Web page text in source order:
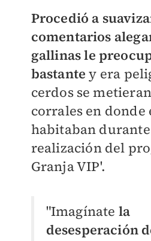
Procedió a
comentarios
gallinas le
bastante y era
cerdos se
corrales en donde
habitaban
realización del
Granja VIP'.
"Imagínate la
desesperación